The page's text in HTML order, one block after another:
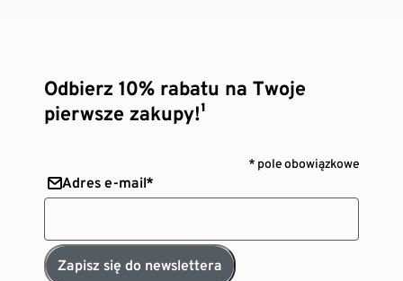
Odbierz 10% rabatu na Twoje
pierwsze zakupy!¹
* pole obowiązkowe
Adres e-mail*
Zapisz się do newslettera